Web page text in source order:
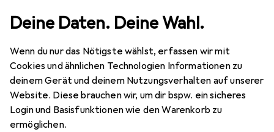
Deine Daten. Deine Wahl.
Wenn du nur das Nötigste wählst, erfassen wir mit
Cookies und ähnlichen Technologien Informationen zu
deinem Gerät und deinem Nutzungsverhalten auf unserer
Website. Diese brauchen wir, um dir bspw. ein sicheres
Login und Basisfunktionen wie den Warenkorb zu
ermöglichen.
-90 bis +85 Grad Drehen 180 Grad Schwenken 360 Grad fue...
JenimageFD120TK-Tischhalterung - 1
Monitor Neigen -90 bis +85 Grad
EUR
79,97